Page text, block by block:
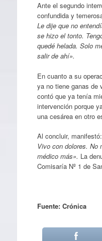
Ante el segundo
confundida y
Le dije que no
se hizo el tonto.
quedé helada. Solo
salir de ahí».
En cuanto a su
ya no tiene ganas de
contó que ya tenía
intervención porque
una cesárea en otro
Al concluir, manifestó:
Vivo con dolores. No
médico más». La
Comisaría Nº 1 de
Fuente: Crónica